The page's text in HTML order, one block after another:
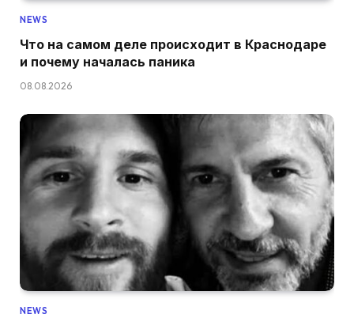
NEWS
Что на самом деле происходит в Краснодаре
и почему началась паника
08.08.2026
NEWS